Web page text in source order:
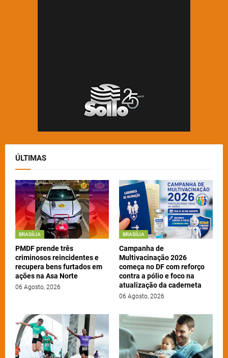
ÚLTIMAS
BRASÍLIA
PMDF prende três
criminosos reincidentes e
recupera bens furtados em
ações na Asa Norte
06 Agosto, 2026
BRASÍLIA
Campanha de
Multivacinação 2026
começa no DF com reforço
contra a pólio e foco na
atualização da caderneta
06 Agosto, 2026